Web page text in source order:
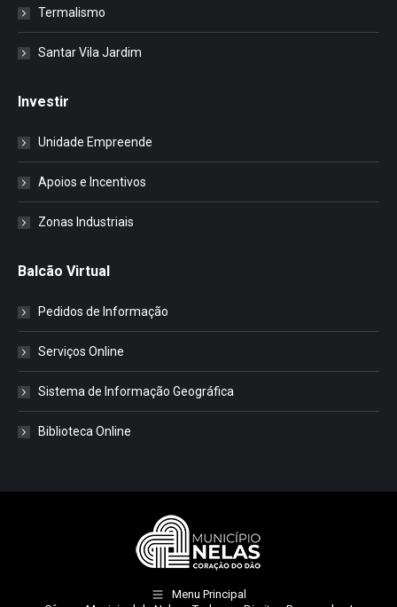
Termalismo
Santar Vila Jardim
Investir
Unidade Empreende
Apoios e Incentivos
Zonas Industriais
Balcão Virtual
Pedidos de Informação
Serviços Online
Sistema de Informação Geográfica
Biblioteca Online
Menu Principal